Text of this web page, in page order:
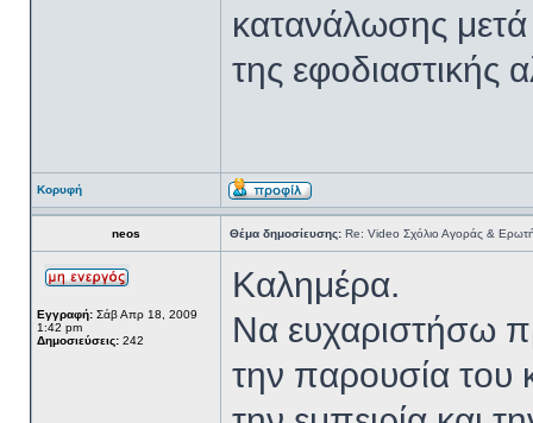
κατανάλωσης
της εφοδιαστικής
Κορυφή
neos Θέμα δημοσίευσης: Re: Video Σχόλιο Αγοράς &
Εγγραφή: Σάβ Απρ 18, 2009
1:42 pm
Δημοσιεύσεις: 242
Καλημέρα.
Να ευχαριστήσω
την παρουσία του